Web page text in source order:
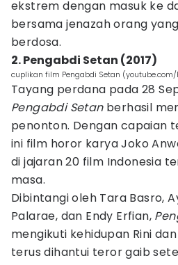
ekstrem dengan masuk ke
bersama jenazah orang
berdosa.
2. Pengabdi Setan (2017)
cuplikan film Pengabdi Setan
Tayang perdana pada 28
Pengabdi Setan berhasil
penonton. Dengan capaian
ini film horor karya Joko
di jajaran 20 film Indonesia
masa.
Dibintangi oleh Tara Basro,
Palarae, dan Endy Erfian,
mengikuti kehidupan Rini
terus dihantui teror gaib